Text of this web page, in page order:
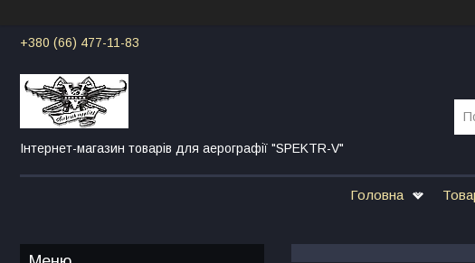
+380 (66) 477-11-83
Інтернет-магазин товарів для аерографії "SPEKTR-V"
Головна